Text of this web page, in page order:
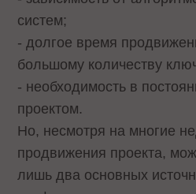
систем;
- долгое время
большому количеству
- необходимость в
проектом.
Но, несмотря на многие
продвижения проекта,
лишь два основных